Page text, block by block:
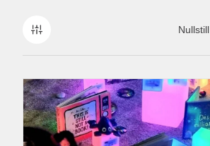
Nullstill